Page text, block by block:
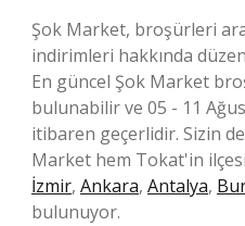
Şok Market, broşürleri
indirimleri hakkında
En güncel Şok Market
bulunabilir ve 05 - 11
itibaren geçerlidir. Sizin
Market hem Tokat'in
İzmir, Ankara, Antalya,
bulunuyor.